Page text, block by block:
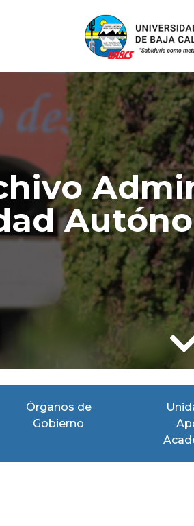
Órganos de
Gobierno